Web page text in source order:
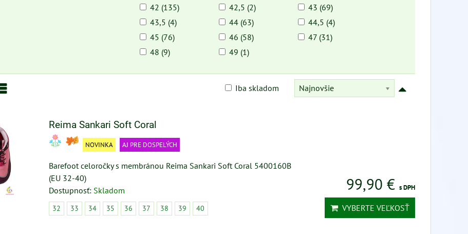
42 (135)
42,5 (2)
43 (69)
43,5 (4)
44 (63)
44,5 (4)
45 (76)
46 (58)
47 (31)
48 (9)
49 (1)
Najnovšie
Iba skladom
Reima Sankari Soft Coral
NOVINKA AJ PRE DOSPELÝCH
Barefoot celoročky s membránou Reima Sankari Soft Coral 5400160B
(EU 32-40)
Dostupnosť: Skladom
32 33 34 35 36 37 38 39 40
99,90 € s DPH
VYBERTE VEĽKOSŤ